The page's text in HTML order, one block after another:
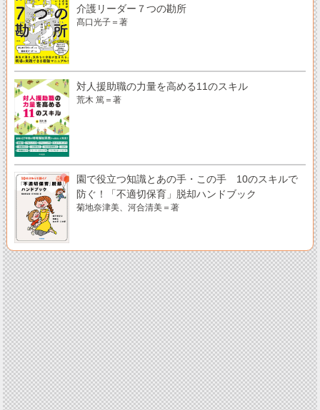
介護リーダー７つの勘所
髙口光子＝著
対人援助職の力量を高める11のスキル
荒木 篤＝著
園で役立つ知識とあの手・この手 10のスキルで
防ぐ！「不適切保育」脱却ハンドブック
菊地奈津美、河合清美＝著